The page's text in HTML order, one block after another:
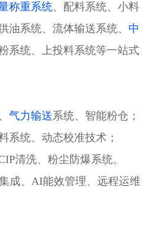
称重系统、配料系统、小料
油系统、流体输送系统、 中
系统、上投料系统等一站式
气力输送系统、智能粉仓；
系统、动态校准技术；
清洗、粉尘防爆系统。
成、AI能效管理、远程运维